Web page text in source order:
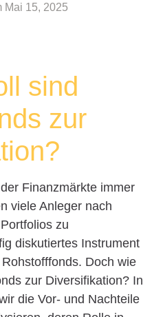
Mai 15, 2025
sind
zur
Finanzmärkte immer
viele Anleger nach
zu
diskutiertes Instrument
Doch wie
zur Diversifikation? In
die Vor- und Nachteile